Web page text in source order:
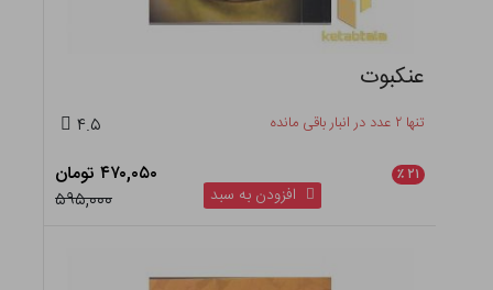
عنکبوت
تنها ۲ عدد در انبار باقی مانده ۴.۵
۲۱ ٪
۴۷۰,۰۵۰ تومان
۵۹۵,۰۰۰
افزودن به سبد